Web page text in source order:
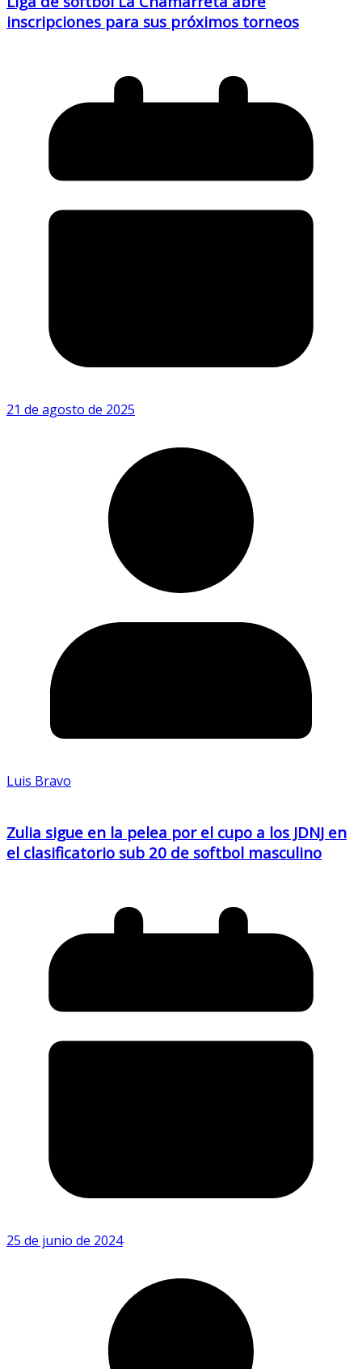
inscripciones para sus próximos torneos
21 de agosto de 2025
Luis Bravo
Zulia sigue en la pelea por el cupo a los JDNJ en
el clasificatorio sub 20 de softbol masculino
25 de junio de 2024